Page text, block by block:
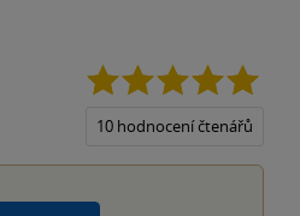
10 hodnocení čtenářů